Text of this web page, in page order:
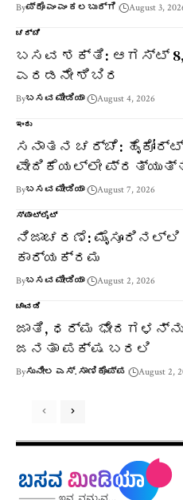
Byಪ್ರೊ ಎಂ ಎಂ ಕಲಬುರ್ಗಿ August 3,
ಚರ್ಚೆ
ಬಸವ ಶಕ್ತಿ: ಆಗಸ್ಟ್
ಎರಡನೇ ಶಿಬಿರ
Byಬಸವ ಮೀಡಿಯಾ August 4, 2026
ಇಂದು
ಸನಾತನ ಚರ್ಚೆ:
ವೇದಿಕೆಯಲ್ಲೇ
Byಬಸವ ಮೀಡಿಯಾ August 7, 2026
ಸ್ಪಾಟ್‌ಲೈಟ್
ನಿಜಾಚರಣೆ: ಮೈಸೂರಿನಲ್ಲಿ
ಕಾರ್ಯಕ್ರಮ
Byಬಸವ ಮೀಡಿಯಾ August 2, 2026
ಚಾವಡಿ
ಜಾತಿ, ಧರ್ಮ ಭೇದಗಳನ್ನು
ಜನತಾ ಪಕ್ಷ ಬರಲಿ
Byಸುನೀಲ ಎಸ್. ಸಾಣಿಕೊಪ್ಪ August 2,